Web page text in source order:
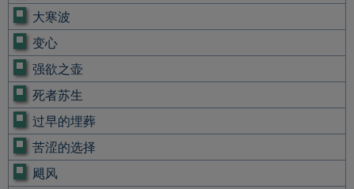
大寒波
变心
强欲之壶
死者苏生
过早的埋葬
苦涩的选择
飓风